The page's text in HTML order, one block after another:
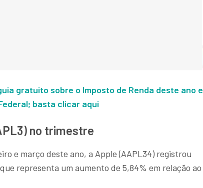
gratuito sobre o Imposto de Renda deste ano e
basta clicar aqui
no trimestre
e março deste ano, a Apple (AAPL34) registrou
representa um aumento de 5,84% em relação ao